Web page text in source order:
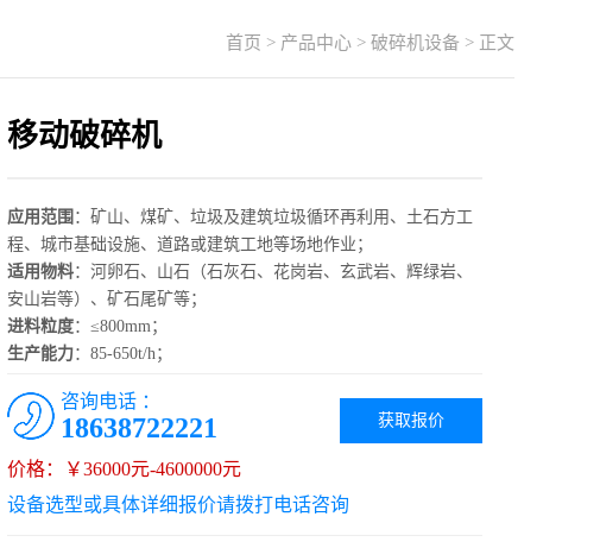
首页 > 产品中心 > 破碎机设备 > 正文
移动破碎机
应用范围 ：矿山、煤矿、垃圾及建筑垃圾循环再利用、土石方工
程、城市基础设施、道路或建筑工地等场地作业；
适用物料：河卵石、山石（石灰石、花岗岩、玄武岩、辉绿岩、
安山岩等）、矿石尾矿等；
进料粒度：≤800mm；
生产能力：85-650t/h；
获取报价
咨询电话 ：
18638722221
价格：￥36000元-4600000元
设备选型或具体详细报价请拨打电话咨询